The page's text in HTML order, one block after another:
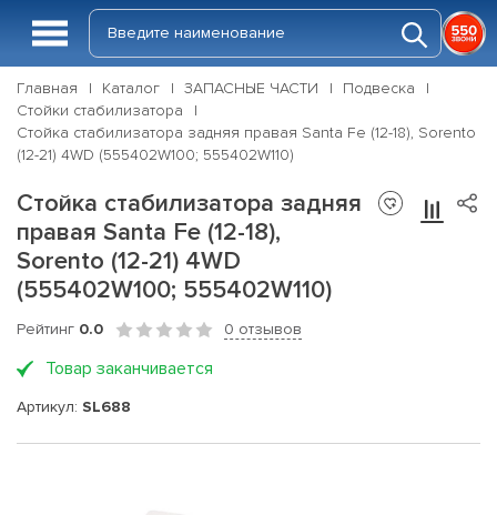
Главная Каталог ЗАПАСНЫЕ ЧАСТИ
Подвеска
Стойки стабилизатора
Стойка стабилизатора задняя правая Santa Fe (12-18), Sorento
(12-21) 4WD (555402W100; 555402W110)
Стойка стабилизатора задняя
правая Santa Fe (12-18),
Sorento (12-21) 4WD
(555402W100; 555402W110)
Рейтинг 0.0 0 отзывов
Товар заканчивается
Артикул: SL688